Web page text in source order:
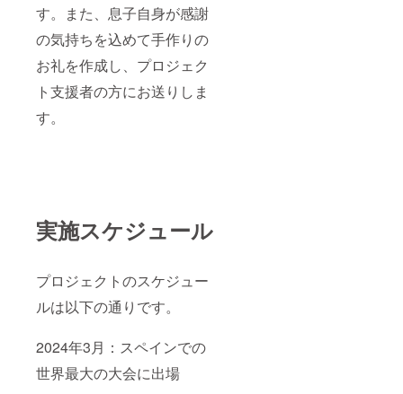
す。また、息子自身が感謝
の気持ちを込めて手作りの
お礼を作成し、プロジェク
ト支援者の方にお送りしま
す。
実施スケジュール
プロジェクトのスケジュー
ルは以下の通りです。
2024年3月：スペインでの
世界最大の大会に出場